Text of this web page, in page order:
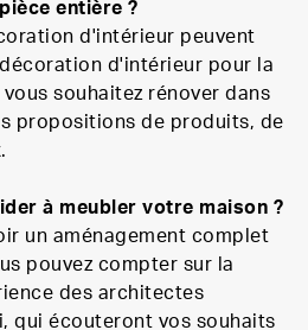
entière ?
d'intérieur peuvent
d'intérieur pour la
souhaitez rénover dans
propositions de produits, de
à meubler votre maison ?
un aménagement complet
pouvez compter sur la
des architectes
qui écouteront vos souhaits